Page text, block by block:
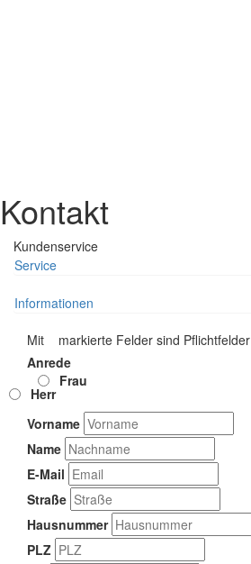
Kontakt
Kundenservice
Service
Informationen
Mit
markierte Felder sind Pflichtfelder
Anrede
Herr
Frau
Vorname
Name
E-Mail
Straße
Hausnummer
PLZ